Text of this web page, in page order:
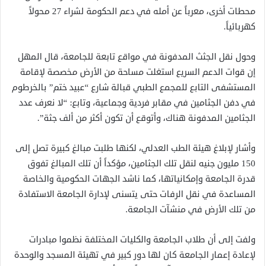
محطات أخرى، معرباً عن أمله في دعم الحكومة لشراء 27 محولاً
كهربائياً.
وحول نقل الجثث المدفونة في مواقع تابعة للجامعة، قال المهل
إن قوات الدعم السريع استغلت مساحة من الأرض مخصصة لإقامة
المستشفى التابع للمجمع الطبي قبالة شارع “عبيد ختم” بالخرطوم
في دفن الجثامين في مقابر فردية وجماعية، وتابع: “لا نعرف عدد
الجثامين المدفونة هناك، وأتوقع أن تكون أكثر من ألف جثة”.
وأشار لإبلاغ هيئة الطب العدلي، لكنها طلبت مبالغ كبيرة تصل إلى
150 مليون جنيه لنقل تلك الجثامين، مؤكداً أن تلك المبالغ تفوق
قدرة الجامعة وإمكانياتها، كما ناشد الجهات الحكومية والخاصة
المساعدة في نقل الرفات حتى يتسنى لإدارة الجامعة الاستفادة
من تلك الأرض في منشآت الجامعة.
ولفت إلى أن طلاب الجامعة والكليات المختلفة نظموا مبادرات
لإعادة إعمار الجامعة كان لها دور كبير في تهيئة المسجد والوحدة